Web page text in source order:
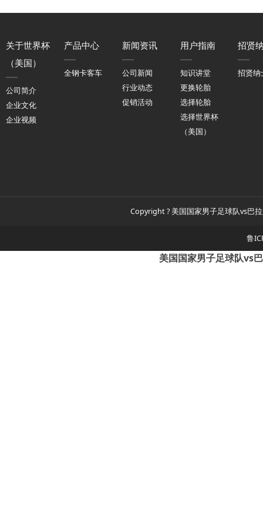
关于世界杯
（美国）
公司简介
企业文化
企业视频
产品中心
全钢卡客车
新闻资讯
公司新闻
行业动态
促销活动
用户指南
知识讲堂
更换轮胎
选择轮胎
选择世界杯
（美国）
招贤
招贤纳
Copyright ? 美国国家男子足球队vs巴
鲁
美国国家男子足球队vs